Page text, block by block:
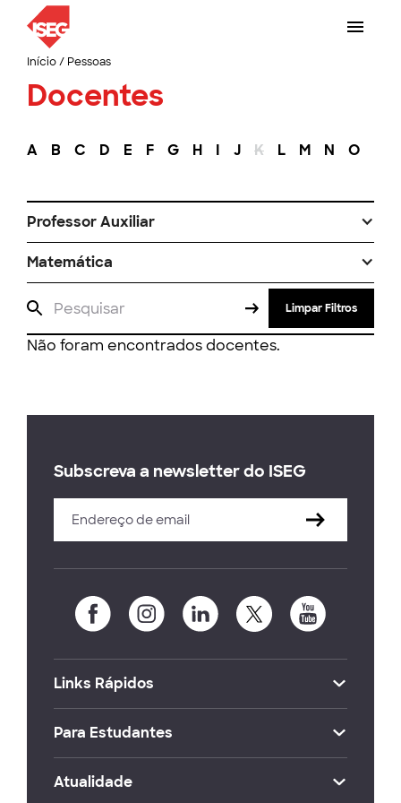
Início/ Pessoas
Docentes
A B C D E F G H I J K L M N O
Professor Auxiliar
Matemática
Limpar Filtros
Não foram encontrados docentes.
Subscreva a newsletter do ISEG
Links Rápidos
Para Estudantes
Atualidade